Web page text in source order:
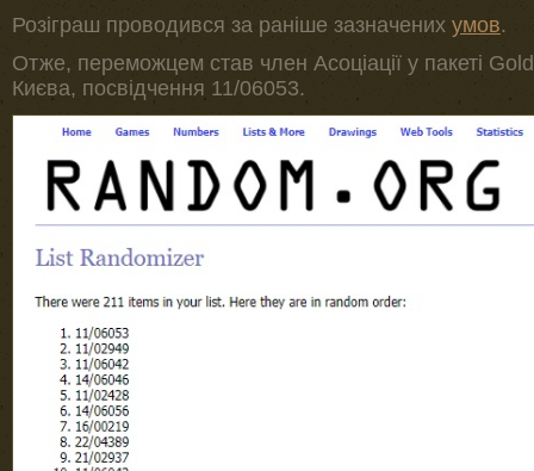
Розіграш проводився за раніше зазначених умов.
Отже, переможцем став член Асоціації у пакеті
Києва, посвідчення 11/06053.